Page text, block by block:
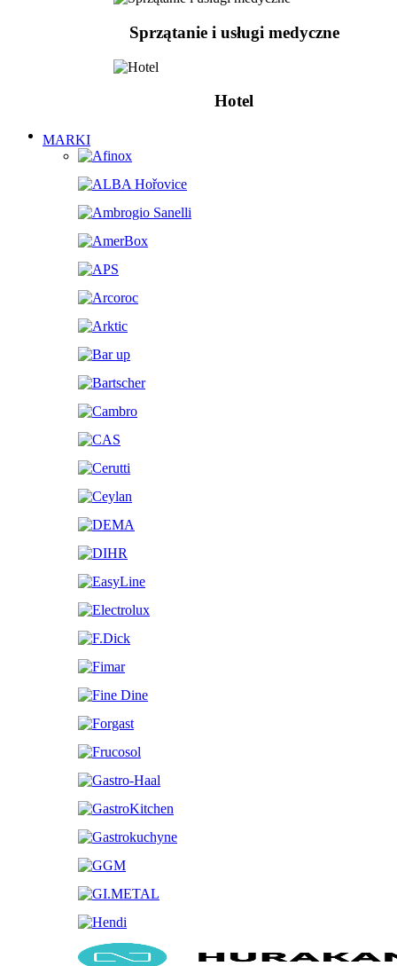
Sprzątanie i usługi medyczne
Hotel
MARKI